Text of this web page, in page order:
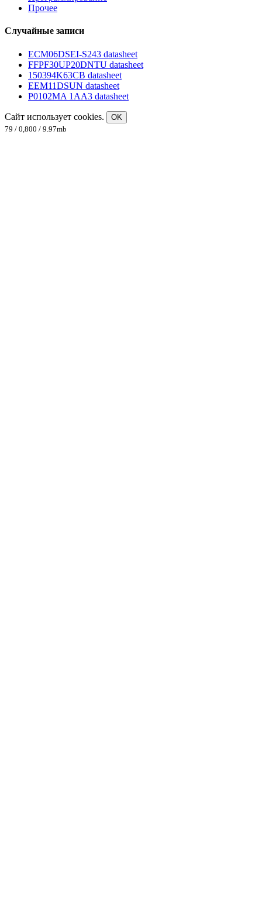
Прочее
Случайные записи
ECM06DSEI-S243 datasheet
FFPF30UP20DNTU datasheet
150394K63CB datasheet
EEM11DSUN datasheet
P0102MA 1AA3 datasheet
Сайт использует cookies.
OK
79 / 0,800 / 9.97mb